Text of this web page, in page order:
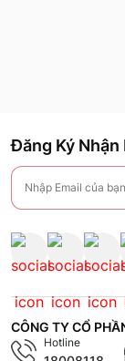
Đăng Ký Nhận
CÔNG TY CỔ
Hotline